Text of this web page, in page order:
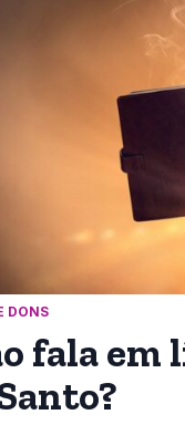
DONS
fala em